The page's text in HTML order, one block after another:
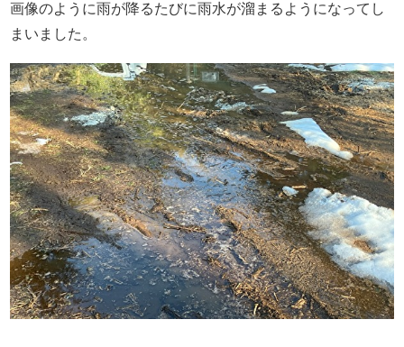
画像のように雨が降るたびに雨水が溜まるようになってし
まいました。